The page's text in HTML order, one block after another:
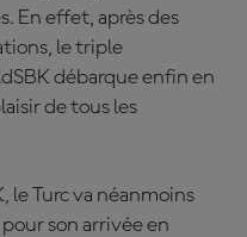
En effet, après des
le triple
débarque enfin en
de tous les
le Turc va néanmoins
son arrivée en